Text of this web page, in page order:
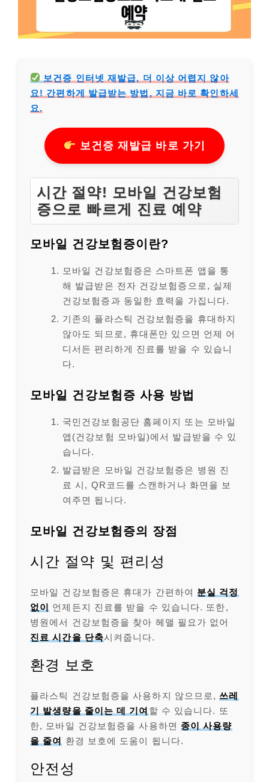
보건증 인터넷 재발급, 더 이상 어렵지 않아
요! 간편하게 발급받는 방법, 지금 바로 확인하세
요.
보건증 재발급 바로 가기
시간 절약! 모바일 건강보험
증으로 빠르게 진료 예약
모바일 건강보험증이란?
모바일 건강보험증은 스마트폰 앱을 통
해 발급받은 전자 건강보험증으로, 실제
건강보험증과 동일한 효력을 가집니다.
기존의 플라스틱 건강보험증을 휴대하지
않아도 되므로, 휴대폰만 있으면 언제 어
디서든 편리하게 진료를 받을 수 있습니
다.
모바일 건강보험증 사용 방법
국민건강보험공단 홈페이지 또는 모바일
앱(건강보험 모바일)에서 발급받을 수 있
습니다.
발급받은 모바일 건강보험증은 병원 진
료 시, QR코드를 스캔하거나 화면을 보
여주면 됩니다.
모바일 건강보험증의 장점
시간 절약 및 편리성
모바일 건강보험증은 휴대가 간편하여 분실 걱정
없이 언제든지 진료를 받을 수 있습니다. 또한,
병원에서 건강보험증을 찾아 헤맬 필요가 없어
진료 시간을 단축시켜줍니다.
환경 보호
플라스틱 건강보험증을 사용하지 않으므로, 쓰레
기 발생량을 줄이는 데 기여 할 수 있습니다. 또
한, 모바일 건강보험증을 사용하면 종이 사용량
을 줄여 환경 보호에 도움이 됩니다.
안전성